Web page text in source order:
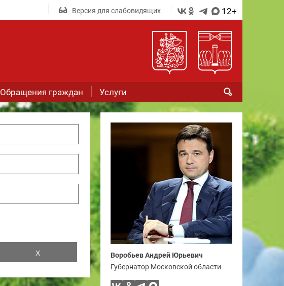
Версия для слабовидящих 12+
Обращения граждан Услуги
Воробьев Андрей Юрьевич
Губернатор Московской области